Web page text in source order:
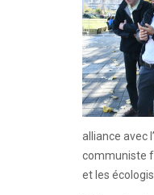
alliance avec
communiste
et les